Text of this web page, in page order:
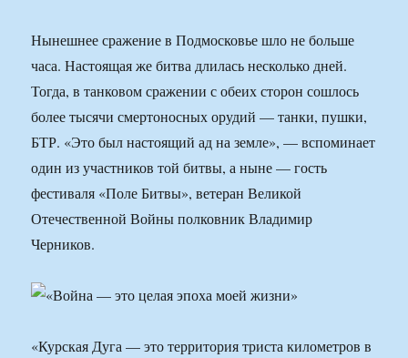
Нынешнее сражение в Подмосковье шло не больше
часа. Настоящая же битва длилась несколько дней.
Тогда, в танковом сражении с обеих сторон сошлось
более тысячи смертоносных орудий — танки, пушки,
БТР. «Это был настоящий ад на земле», — вспоминает
один из участников той битвы, а ныне — гость
фестиваля «Поле Битвы», ветеран Великой
Отечественной Войны полковник Владимир
Черников.
«Курская Дуга — это территория триста километров в